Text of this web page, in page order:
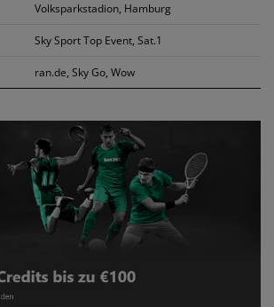
Volksparkstadion, Hamburg
Sky Sport Top Event, Sat.1
ran.de, Sky Go, Wow